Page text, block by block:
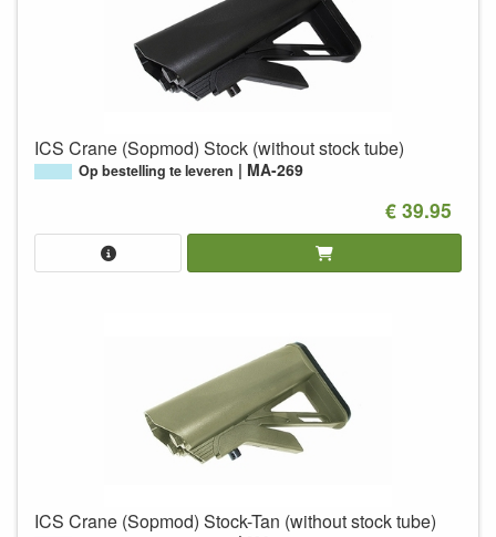
ICS Crane (Sopmod) Stock (without stock tube)
Op bestelling te leveren MA-269
€ 39.95
ICS Crane (Sopmod) Stock-Tan (without stock tube)